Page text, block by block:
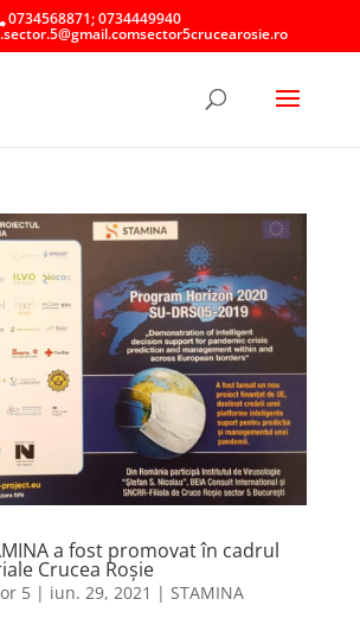
0734568871; 0734449940
a fost promovat în cadrul
Crucea Roșie
5| iun. 29, 2021 | STAMINA